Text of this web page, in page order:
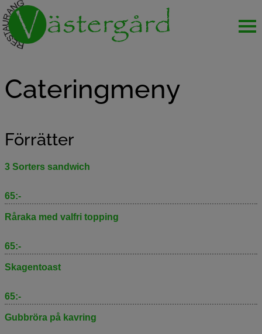
CATERINGMENY
GLIMMA GLASUTSTÄLLNING
KONTAKTA OSS
Cateringmeny
Förrätter
3 Sorters sandwich
65:-
Råraka med valfri topping
65:-
Skagentoast
65:-
Gubbröra på kavring